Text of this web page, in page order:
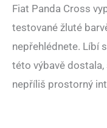
Fiat Panda Cross
testované žluté
nepřehlédnete. Líbí
této výbavě
nepříliš prostorný